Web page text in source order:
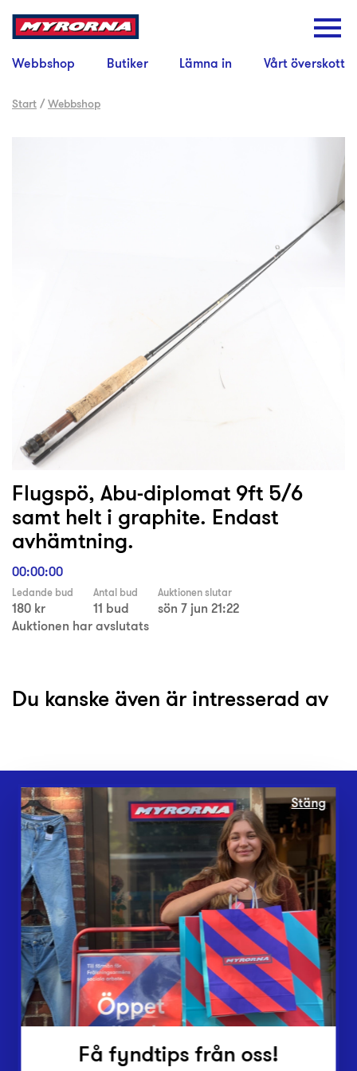
Webbshop Butiker Lämna in Vårt överskott
Start /Webbshop
Flugspö, Abu-diplomat 9ft 5/6
samt helt i graphite. Endast
avhämtning.
00:00:00
Ledande bud
180 kr
Antal bud
11 bud
Auktionen slutar
sön 7 jun 21:22
Auktionen har avslutats
Du kanske även är intresserad av
Webbshop
Butiker
Lämna in
Vårt överskott
Inlämningsplatser
Om Myrorna
Lediga jobb
Pressrum
Kontakt
Stäng
Få fyndtips från oss!